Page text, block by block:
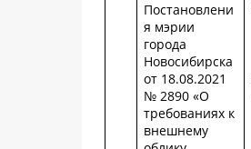
Постановлени
я мэрии
города
Новосибирска
от 18.08.2021
№ 2890 «О
требованиях к
внешнему